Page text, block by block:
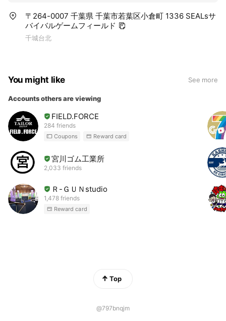
〒264-0007 千葉県 千葉市若葉区小倉町 1336 SEALsサ
バイバルゲームフィールド
千城台北
You might like See more
Accounts others are viewing
FIELD.FORCE
284 friends
Coupons Reward card
宮川ゴム工業所
2,033 friends
Ｒ-ＧＵＮstudio
1,478 friends
Reward card
Top
@797bnqjm